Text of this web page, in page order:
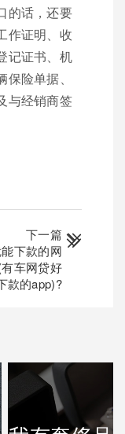
的话，还要
作证明、收
记证书、机
险单据、
与经销商签
下一篇
下款的网
车网贷好
款的app)?